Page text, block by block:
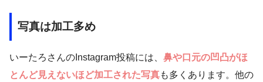
写真は加工多め
いーたろさんのInstagram投稿には、 鼻や口元の凹凸がほ
とんど見えないほど加工された写真も多くあります。他の